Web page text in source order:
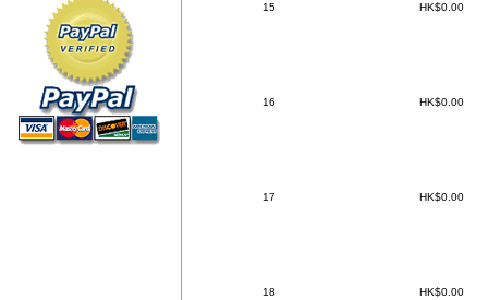
15 HK$0.00
16 HK$0.00
17 HK$0.00
18 HK$0.00